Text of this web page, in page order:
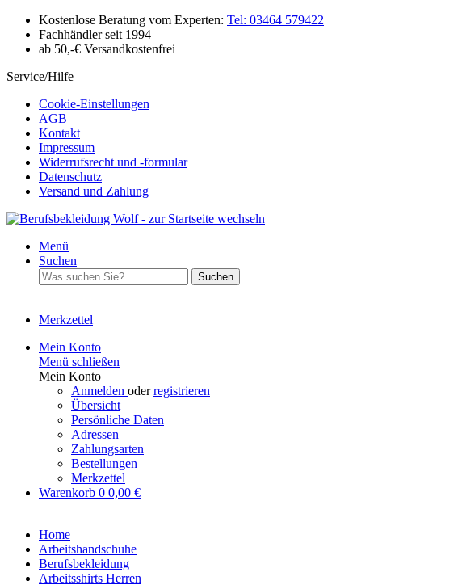
Kostenlose Beratung vom Experten: Tel: 03464 579422
Fachhändler seit 1994
ab 50,-€ Versandkostenfrei
Service/Hilfe
Cookie-Einstellungen
AGB
Kontakt
Impressum
Widerrufsrecht und -formular
Datenschutz
Versand und Zahlung
Menü
Suchen
Suchen
Merkzettel
Mein Konto
Menü schließen
Mein Konto
Anmelden oderregistrieren
Übersicht
Persönliche Daten
Adressen
Zahlungsarten
Bestellungen
Merkzettel
Warenkorb 0 0,00 €
Home
Arbeitshandschuhe
Berufsbekleidung
Arbeitsshirts Herren